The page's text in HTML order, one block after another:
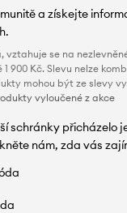
a získejte
vztahuje se na
900 Kč. Slevu nelze
mohou být ze slevy
vyloučené z akce
schránky přicházelo
nám, zda vás